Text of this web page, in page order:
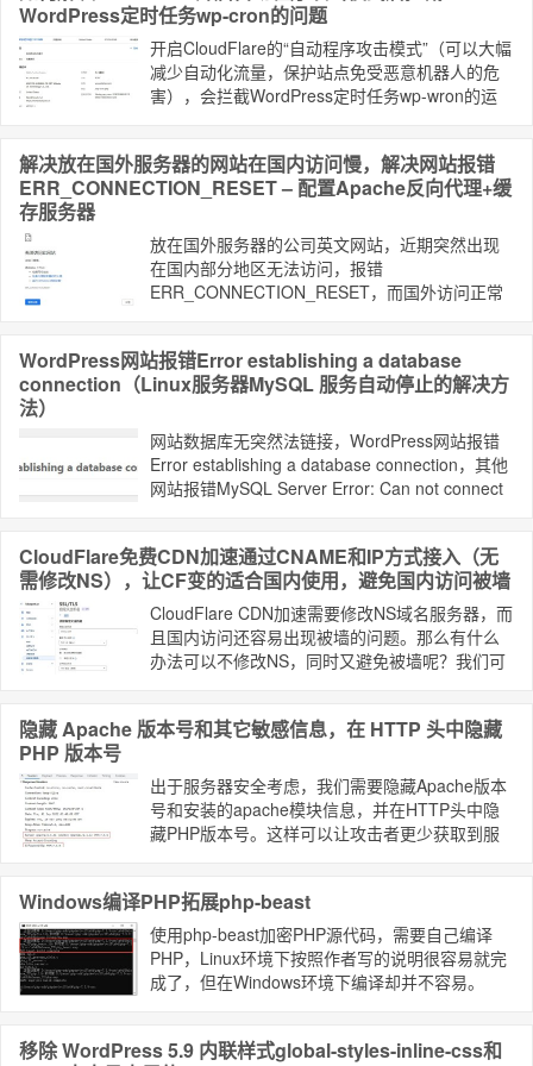
WordPress定时任务wp-cron的问题
开启CloudFlare的“自动程序攻击模式”（可以大幅
减少自动化流量，保护站点免受恶意机器人的危
害），会拦截WordPress定时任务wp-wron的运
解决放在国外服务器的网站在国内访问慢，解决网站报错
ERR_CONNECTION_RESET – 配置Apache反向代理+缓
存服务器
放在国外服务器的公司英文网站，近期突然出现
在国内部分地区无法访问，报错
ERR_CONNECTION_RESET，而国外访问正常
解决该问题。
WordPress网站报错Error establishing a database
connection（Linux服务器MySQL 服务自动停止的解决方
法）
网站数据库无突然法链接，WordPress网站报错
Error establishing a database connection，其他
网站报错MySQL Server Error: Can not connect
般是由于服务器内存不足导致MySQL服务被Kill
掉。
CloudFlare免费CDN加速通过CNAME和IP方式接入（无
需修改NS），让CF变的适合国内使用，避免国内访问被墙
CloudFlare CDN加速需要修改NS域名服务器，而
且国内访问还容易出现被墙的问题。那么有什么
办法可以不修改NS，同时又避免被墙呢？我们可
隐藏 Apache 版本号和其它敏感信息，在 HTTP 头中隐藏
PHP 版本号
出于服务器安全考虑，我们需要隐藏Apache版本
号和安装的apache模块信息，并在HTTP头中隐
藏PHP版本号。这样可以让攻击者更少获取到服
Windows编译PHP拓展php-beast
使用php-beast加密PHP源代码，需要自己编译
PHP，Linux环境下按照作者写的说明很容易就完
成了，但在Windows环境下编译却并不容易。
移除 WordPress 5.9 内联样式global-styles-inline-css和